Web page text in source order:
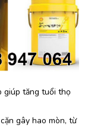
giúp tăng tuổi thọ
gây hao mòn, từ